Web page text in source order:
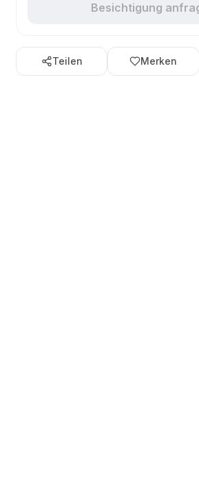
Besichtigung
Teilen Merken